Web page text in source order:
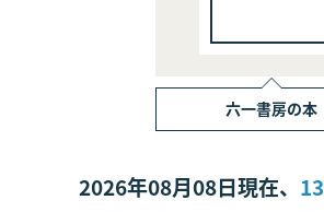
六一書房の本
2026年08月08日現在、